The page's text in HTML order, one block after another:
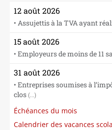
12 août 2026
• Assujettis à la TVA ayant
15 août 2026
• Employeurs de moins de 11
31 août 2026
• Entreprises soumises à
clos (...)
Échéances du mois
Calendrier des vacances